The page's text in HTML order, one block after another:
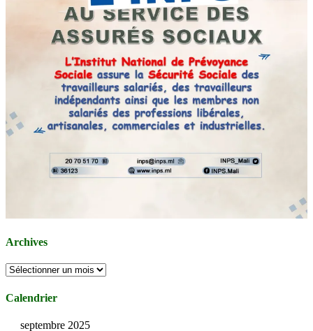
Archives
Archives
Calendrier
septembre 2025